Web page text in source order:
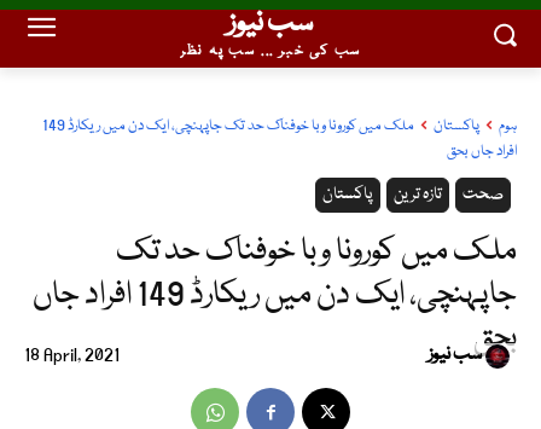
سب نیوز
سب کی خبر ... سب پہ نظر
ہوم پاکستان
ملک میں کورونا وبا خوفناک حد تک جاپہنچی، ایک دن میں ریکارڈ 149
افراد جاں بحق
پاکستان تازہ ترین صحت
ملک میں کورونا وبا خوفناک حد تک
جاپہنچی، ایک دن میں ریکارڈ 149 افراد جاں
بحق
18 April, 2021 سب نیوز